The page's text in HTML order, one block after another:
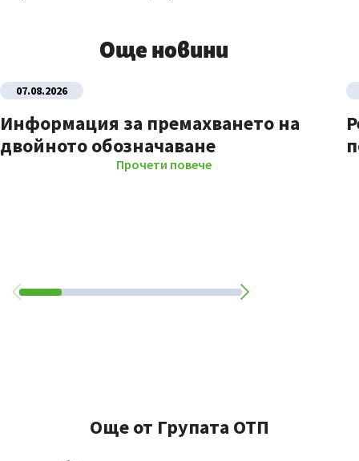
Още новини
07.08.2026
Информация за премахването на
двойното обозначаване
Прочети повече
Още от Групата ОТП